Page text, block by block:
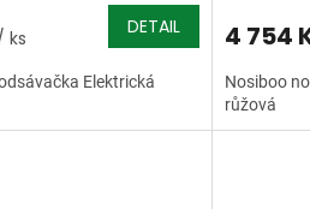
ks DETAIL
Elektrická
4 754
Nosiboo
růžová